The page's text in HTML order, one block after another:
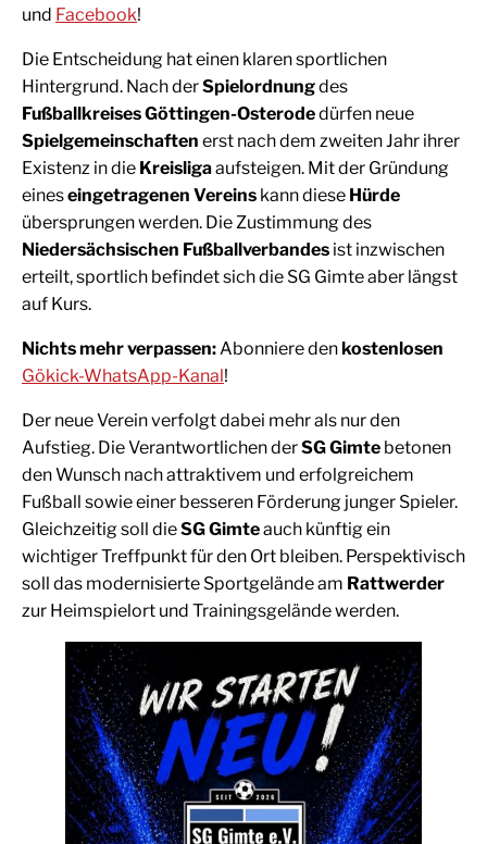
und Facebook!
Die Entscheidung hat einen klaren sportlichen
Hintergrund. Nach derSpielordnungdes
Fußballkreises Göttingen-Osterodedürfen neue
Spielgemeinschaften erst nach dem zweiten Jahr ihrer
Existenz in die Kreisligaaufsteigen. Mit der Gründung
eineseingetragenen Vereins kann diese Hürde
übersprungen werden. Die Zustimmung des
Niedersächsischen Fußballverbandes ist inzwischen
erteilt, sportlich befindet sich die SG Gimte aber längst
auf Kurs.
Nichts mehr verpassen:Abonniere den kostenlosen
Gökick-WhatsApp-Kanal!
Der neue Verein verfolgt dabei mehr als nur den
Aufstieg. Die Verantwortlichen derSG Gimte betonen
den Wunsch nach attraktivem und erfolgreichem
Fußball sowie einer besseren Förderung junger Spieler.
Gleichzeitig soll dieSG Gimteauch künftig ein
wichtiger Treffpunkt für den Ort bleiben. Perspektivisch
soll das modernisierte Sportgelände am Rattwerder
zur Heimspielort und Trainingsgelände werden.